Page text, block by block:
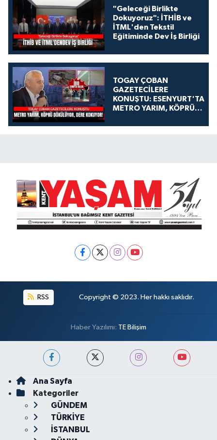
"Geleceği Birlikte
Dokuyoruz": İTHİB ve
İTML'den Tekstil
Eğitiminde Dev İş Birliği
TOGAY ÇOBAN
GAZETECİLERE
KONUŞTU: ESENYURT'TA
METRO YARIM, KÖPRÜ
KOKUYOR!
RSS Copyright © 2023. Her hakkı saklıdır.
Haber Yazılımı: TE Bilişim
Ana Sayfa
Kategoriler
GÜNDEM
TÜRKİYE
İSTANBUL